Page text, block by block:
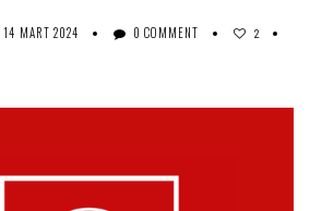
14 MART 2024 0 COMMENT 2